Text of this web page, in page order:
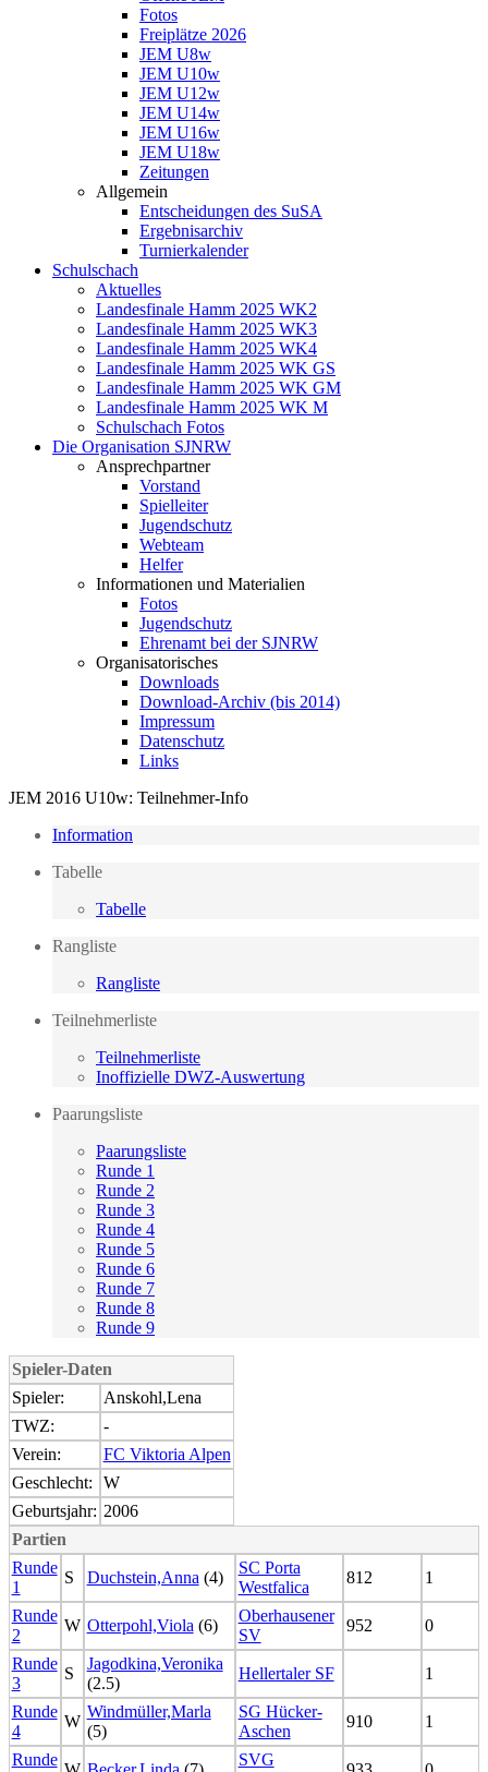
Fotos
Freiplätze 2026
JEM U8w
JEM U10w
JEM U12w
JEM U14w
JEM U16w
JEM U18w
Zeitungen
Allgemein
Entscheidungen des SuSA
Ergebnisarchiv
Turnierkalender
Schulschach
Aktuelles
Landesfinale Hamm 2025 WK2
Landesfinale Hamm 2025 WK3
Landesfinale Hamm 2025 WK4
Landesfinale Hamm 2025 WK GS
Landesfinale Hamm 2025 WK GM
Landesfinale Hamm 2025 WK M
Schulschach Fotos
Die Organisation SJNRW
Ansprechpartner
Vorstand
Spielleiter
Jugendschutz
Webteam
Helfer
Informationen und Materialien
Fotos
Jugendschutz
Ehrenamt bei der SJNRW
Organisatorisches
Downloads
Download-Archiv (bis 2014)
Impressum
Datenschutz
Links
JEM 2016 U10w: Teilnehmer-Info
Information
Tabelle
Tabelle
Rangliste
Rangliste
Teilnehmerliste
Teilnehmerliste
Inoffizielle DWZ-Auswertung
Paarungsliste
Paarungsliste
Runde 1
Runde 2
Runde 3
Runde 4
Runde 5
Runde 6
Runde 7
Runde 8
Runde 9
Spieler-Daten
Spieler:
Anskohl,Lena
TWZ:
-
Verein:
FC Viktoria Alpen
Geschlecht:
W
Geburtsjahr: 2006
Partien
Runde
1
S Duchstein,Anna (4)
SC Porta
Westfalica
812 1
Runde
2
W Otterpohl,Viola (6)
Oberhausener
SV
952 0
Runde
3
S
Jagodkina,Veronika
(2.5)
Hellertaler SF 1
Runde
4
W
Windmüller,Marla
(5)
SG Hücker-
Aschen
910 1
Runde
SVG